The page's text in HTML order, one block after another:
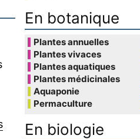
En botanique
Plantes annuelles
Plantes vivaces
Plantes aquatiques
Plantes médicinales
Aquaponie
Permaculture
En biologie